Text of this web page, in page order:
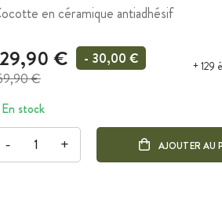
en céramique antiadhésif
€
€
- 30,00 € + 129
En stock
- + AJOUTER AU